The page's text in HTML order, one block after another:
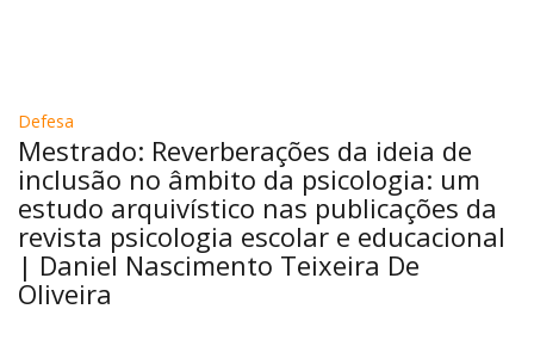
Defesa
Mestrado: Reverberações da ideia de
inclusão no âmbito da psicologia: um
estudo arquivístico nas publicações da
revista psicologia escolar e educacional
| Daniel Nascimento Teixeira De
Oliveira